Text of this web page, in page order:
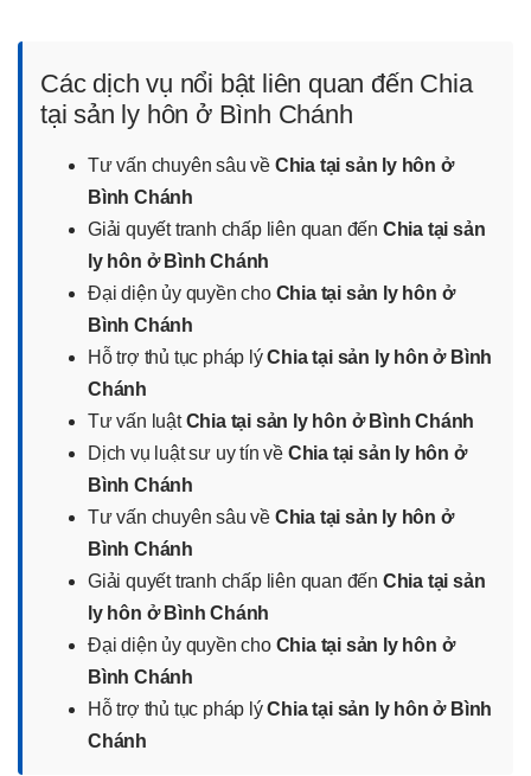
Các dịch vụ nổi bật liên quan đến Chia
tại sản ly hôn ở Bình Chánh
Tư vấn chuyên sâu về Chia tại sản ly hôn ở
Bình Chánh
Giải quyết tranh chấp liên quan đến Chia tại sản
ly hôn ở Bình Chánh
Đại diện ủy quyền cho Chia tại sản ly hôn ở
Bình Chánh
Hỗ trợ thủ tục pháp lýChia tại sản ly hôn ở Bình
Chánh
Tư vấn luậtChia tại sản ly hôn ở Bình Chánh
Dịch vụ luật sư uy tín về Chia tại sản ly hôn ở
Bình Chánh
Tư vấn chuyên sâu về Chia tại sản ly hôn ở
Bình Chánh
Giải quyết tranh chấp liên quan đến Chia tại sản
ly hôn ở Bình Chánh
Đại diện ủy quyền cho Chia tại sản ly hôn ở
Bình Chánh
Hỗ trợ thủ tục pháp lýChia tại sản ly hôn ở Bình
Chánh